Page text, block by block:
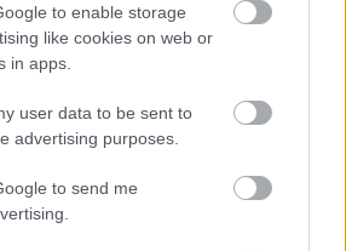
to enable storage
like cookies on web or
in apps.
user data to be sent to
advertising purposes.
to send me